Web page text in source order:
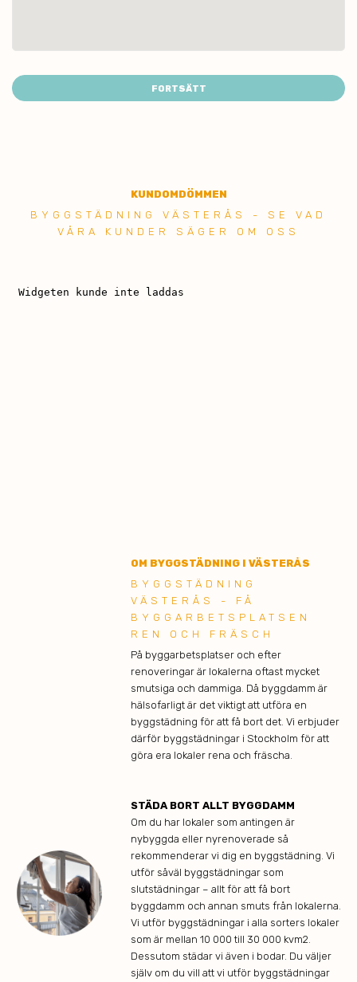
FORTSÄTT
KUNDOMDÖMMEN
BYGGSTÄDNING VÄSTERÅS - SE VAD
VÅRA KUNDER SÄGER OM OSS
OM BYGGSTÄDNING I VÄSTERÅS
BYGGSTÄDNING
VÄSTERÅS - FÅ
BYGGARBETSPLATSEN
REN OCH FRÄSCH
På byggarbetsplatser och efter
renoveringar är lokalerna oftast mycket
smutsiga och dammiga. Då byggdamm är
hälsofarligt är det viktigt att utföra en
byggstädning för att få bort det. Vi erbjuder
därför byggstädningar i Stockholm för att
göra era lokaler rena och fräscha.
STÄDA BORT ALLT BYGGDAMM
Om du har lokaler som antingen är
nybyggda eller nyrenoverade så
rekommenderar vi dig en byggstädning. Vi
utför såväl byggstädningar som
slutstädningar – allt för att få bort
byggdamm och annan smuts från lokalerna.
Vi utför byggstädningar i alla sorters lokaler
som är mellan 10 000 till 30 000 kvm2.
Dessutom städar vi även i bodar. Du väljer
själv om du vill att vi utför byggstädningar